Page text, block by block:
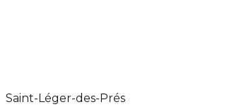
Saint-Léger-des-Prés